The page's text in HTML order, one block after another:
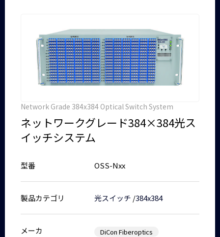
Network Grade 384x384 Optical Switch System
ネットワークグレード384×384光ス
イッチシステム
型番 OSS-Nxx
製品カテゴリ 光スイッチ /384x384
メーカ DiCon Fiberoptics